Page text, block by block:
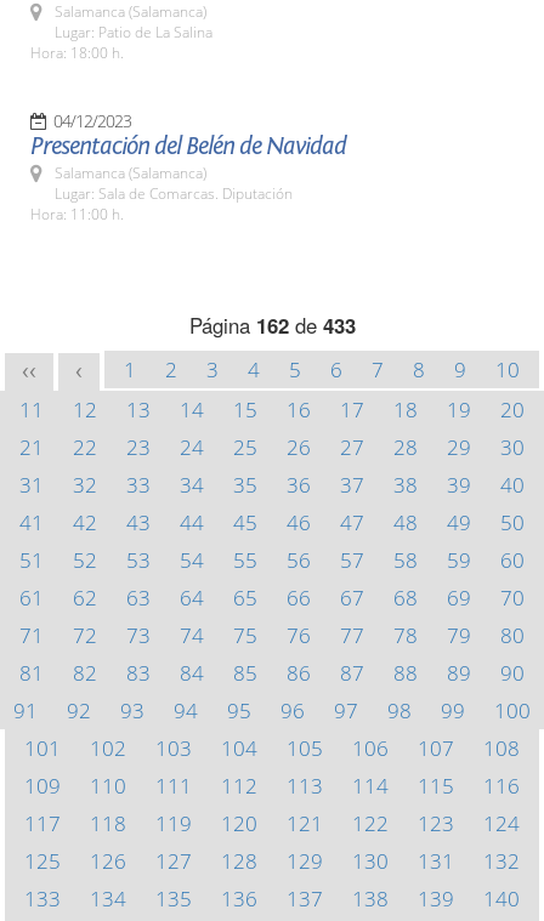
Salamanca (Salamanca)
Lugar: Patio de La Salina
Hora: 18:00 h.
04/12/2023
Presentación del Belén de Navidad
Salamanca (Salamanca)
Lugar: Sala de Comarcas. Diputación
Hora: 11:00 h.
Página 162de 433
<< < 1 2 3 4 5 6 7 8 9
10
11
12 13 14 15 16 17 18 19
20
21
22 23 24 25 26 27 28 29
30
31
32 33 34 35 36 37 38 39
40
41
42 43 44 45 46 47 48 49
50
51
52 53 54 55 56 57 58 59
60
61
62 63 64 65 66 67 68 69
70
71
72 73 74 75 76 77 78 79
80
81
82 83 84 85 86 87 88 89
90
91
92 93 94 95 96 97 98 99
100
101
102 103 104 105 106 107
108
109
110 111 112 113 114 115
116
117
118 119 120 121 122 123
124
125
126 127 128 129 130 131
132
133
134 135 136 137 138 139
140